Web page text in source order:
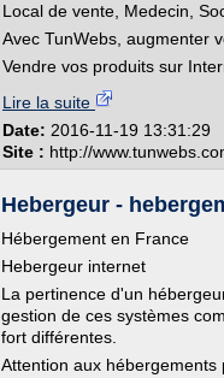
Local de vente, Medecin,
Avec TunWebs, augmenter
Vendre vos produits sur
Lire la suite
Date: 2016-11-19 13:31:29
Site : http://
Hebergeur -
Hébergement en France
Hebergeur internet
La pertinence d'un
gestion de ces systèmes
fort différentes.
Attention aux